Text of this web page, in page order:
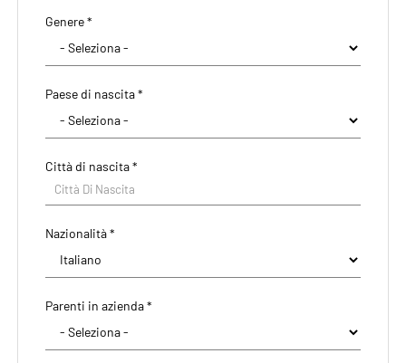
Regione/Cantone di residenza *
CAP/NAP di residenza
Città di residenza
Città Di Residenza
Indirizzo di residenza
Genere *
Paese di nascita *
Città di nascita *
Città Di Nascita
Nazionalità *
Parenti in azienda *